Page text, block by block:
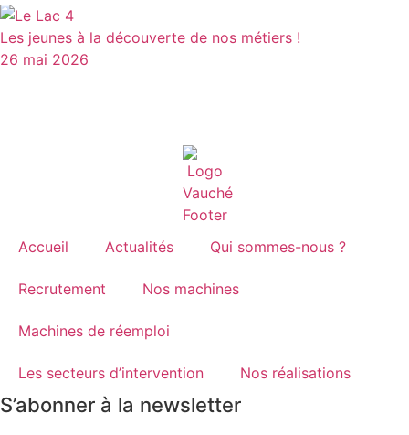
Les jeunes à la découverte de nos métiers !
26 mai 2026
Accueil Actualités Qui sommes-nous ?
Recrutement Nos machines
Machines de réemploi
Les secteurs d’intervention Nos réalisations
S’abonner à la newsletter